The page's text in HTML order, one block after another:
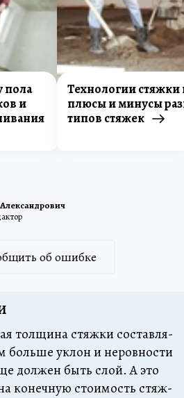
пола
и
Технологии стяжки
плюсы и минусы
типов стяжек
об ошибке
тол­щи­на стяж­ки со­став­ля­
боль­ше уклон и не­ров­нос­ти
дол­жен быть слой. А это
ко­неч­ную сто­и­мость стяж­